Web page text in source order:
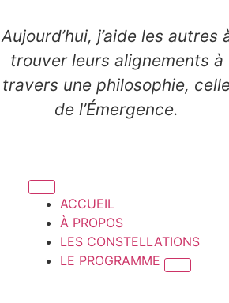
Aujourd’hui, j’aide les autres
trouver leurs alignements à
travers une philosophie,
de l’Émergence.
ACCUEIL
À PROPOS
LES CONSTELLATIONS
LE PROGRAMME